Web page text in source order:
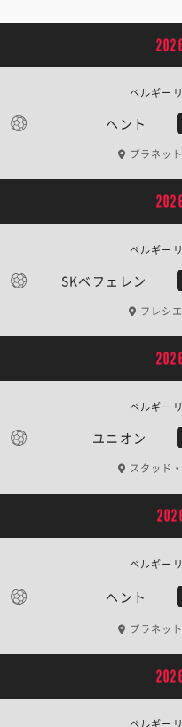
ヘント
ベルギ
プラネッ
SKベフェレン
ベルギ
フレシ
ユニオン
ベルギ
スタッド
ヘント
ベルギ
プラネッ